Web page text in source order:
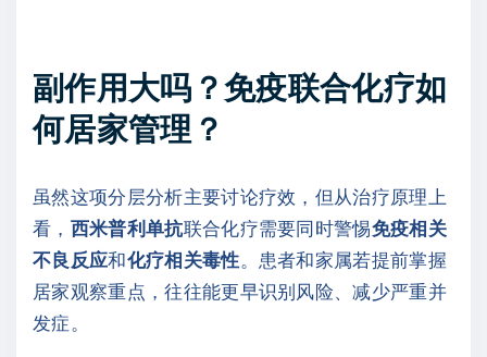
副作用大吗？免疫联合化疗如
何居家管理？
虽然这项分层分析主要讨论疗效，但从治疗原理上
看， 西米普利单抗联合化疗需要同时警惕免疫相关
不良反应和化疗相关毒性。患者和家属若提前掌握
居家观察重点，往往能更早识别风险、减少严重并
发症。